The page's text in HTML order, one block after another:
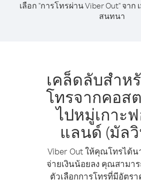
เลือก "การโทรผ่าน Viber Out" จา
สนทนา
เคล็ดลับสำห
โทรจากคอส
ไปหมู่เกาะ
แลนด์ (มัล
Viber Out ให้คุณโทรได้
จ่ายเงินน้อยลง คุณสามาร
ตัวเลือกการโทรที่มีอัตร